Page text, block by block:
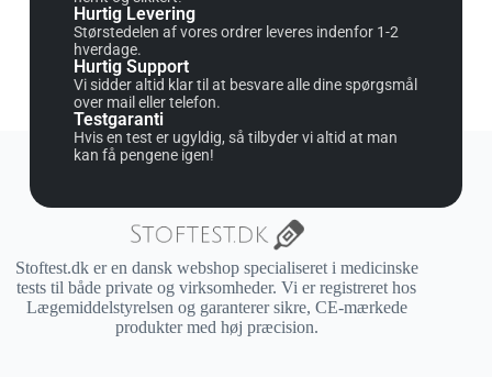
Hurtig Levering
Størstedelen af vores ordrer leveres indenfor 1-2
hverdage.
Hurtig Support
Vi sidder altid klar til at besvare alle dine spørgsmål
over mail eller telefon.
Testgaranti
Hvis en test er ugyldig, så tilbyder vi altid at man
kan få pengene igen!
Stoftest.dk er en dansk webshop specialiseret i medicinske
tests til både private og virksomheder. Vi er registreret hos
Lægemiddelstyrelsen og garanterer sikre, CE-mærkede
produkter med høj præcision.